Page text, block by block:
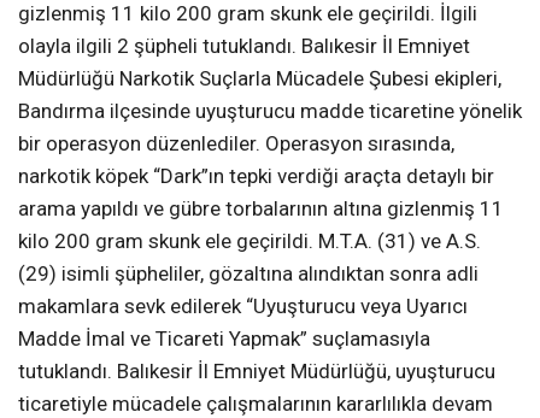
gizlenmiş 11 kilo 200 gram skunk ele geçirildi. İlgili
olayla ilgili 2 şüpheli tutuklandı. Balıkesir İl Emniyet
Müdürlüğü Narkotik Suçlarla Mücadele Şubesi ekipleri,
Bandırma ilçesinde uyuşturucu madde ticaretine yönelik
bir operasyon düzenlediler. Operasyon sırasında,
narkotik köpek “Dark”ın tepki verdiği araçta detaylı bir
arama yapıldı ve gübre torbalarının altına gizlenmiş 11
kilo 200 gram skunk ele geçirildi. M.T.A. (31) ve A.S.
(29) isimli şüpheliler, gözaltına alındıktan sonra adli
makamlara sevk edilerek “Uyuşturucu veya Uyarıcı
Madde İmal ve Ticareti Yapmak” suçlamasıyla
tutuklandı. Balıkesir İl Emniyet Müdürlüğü, uyuşturucu
ticaretiyle mücadele çalışmalarının kararlılıkla devam